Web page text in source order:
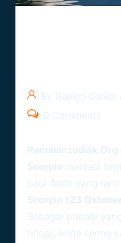
By Galileo Galilei
0 Comments
Ramalanzodiak.org
Scorpio menjadi
bagi Anda yang
Scorpio (23
Sebagai pribadi
tinggi, Anda sering